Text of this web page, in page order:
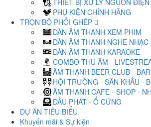
THIẾT BỊ XỬ LÝ NGUỒN ĐIỆN
PHỤ KIỆN CHÍNH HÃNG
TRỌN BỘ PHỐI GHÉP
DÀN ÂM THANH XEM PHIM
DÀN ÂM THANH NGHE NHẠC
DÀN ÂM THANH KARAOKE
COMBO THU ÂM -
ÂM THANH BEER CLUB - BAR
HỘI TRƯỜNG - SÂN KHẤU -
ÂM THANH CAFE - SHOP -
ĐẦU PHÁT - Ổ CỨNG
DỰ ÁN TIÊU BIỂU
Khuyến mãi & Sự kiện